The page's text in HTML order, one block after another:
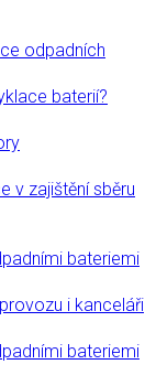
odpadních
baterií?
v zajištění sběru
bateriemi
i kanceláři
bateriemi